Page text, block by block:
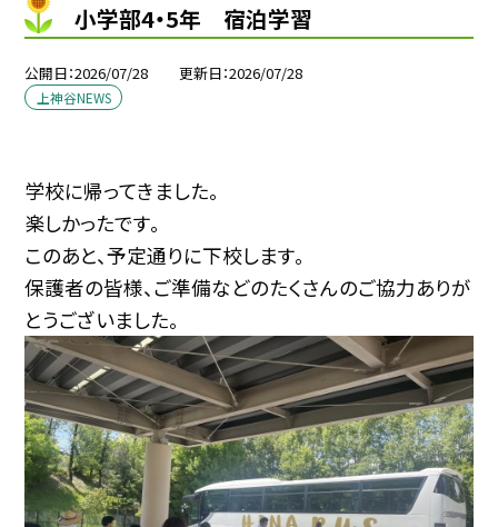
小学部4・5年 宿泊学習
公開日 2026/07/28 更新日 2026/07/28
上神谷NEWS
学校に帰ってきました。
楽しかったです。
このあと、予定通りに下校します。
保護者の皆様、ご準備などのたくさんのご協力ありが
とうございました。